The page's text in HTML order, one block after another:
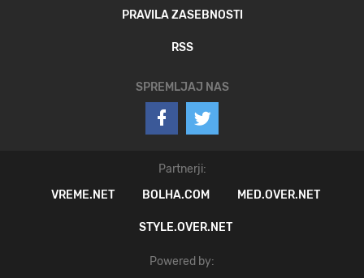
PRAVILA ZASEBNOSTI
RSS
SPREMLJAJ NAS
Partnerji:
VREME.NET
BOLHA.COM MED.OVER.NET
STYLE.OVER.NET
Powered by: